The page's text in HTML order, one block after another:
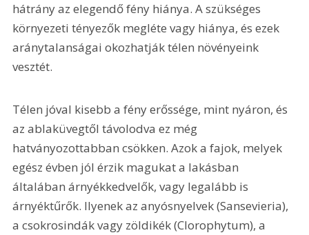
hátrány az elegendő fény hiánya. A szükséges
környezeti tényezők megléte vagy hiánya, és ezek
aránytalanságai okozhatják télen növényeink
vesztét.
Télen jóval kisebb a fény erőssége, mint nyáron, és
az ablaküvegtől távolodva ez még
hatványozottabban csökken. Azok a fajok, melyek
egész évben jól érzik magukat a lakásban
általában árnyékkedvelők, vagy legalább is
árnyéktűrők. Ilyenek az anyósnyelvek (Sansevieria),
a csokrosindák vagy zöldikék (Clorophytum), a